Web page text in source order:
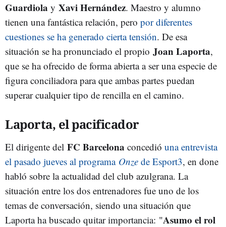
Guardiola y Xavi Hernández. Maestro y alumno
tienen una fantástica relación, pero por diferentes
cuestiones se ha generado cierta tensión. De esa
situación se ha pronunciado el propio Joan Laporta,
que se ha ofrecido de forma abierta a ser una especie de
figura conciliadora para que ambas partes puedan
superar cualquier tipo de rencilla en el camino.
Laporta, el pacificador
El dirigente del FC Barcelona concedió una entrevista
el pasado jueves al programa Onze de Esport3, en done
habló sobre la actualidad del club azulgrana. La
situación entre los dos entrenadores fue uno de los
temas de conversación, siendo una situación que
Laporta ha buscado quitar importancia: "Asumo el rol